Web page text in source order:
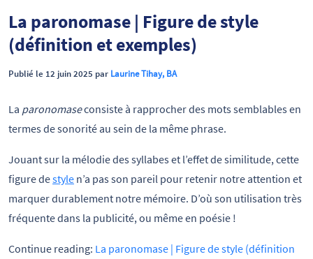
La paronomase | Figure de style
(définition et exemples)
Publié le 12 juin 2025 par Laurine Tihay, BA
La paronomaseconsiste à rapprocher des mots semblables en
termes de sonorité au sein de la même phrase.
Jouant sur la mélodie des syllabes et l’effet de similitude, cette
figure destyle n’a pas son pareil pour retenir notre attention et
marquer durablement notre mémoire. D’où son utilisation très
fréquente dans la publicité, ou même en poésie !
Continue reading: La paronomase | Figure de style (définition